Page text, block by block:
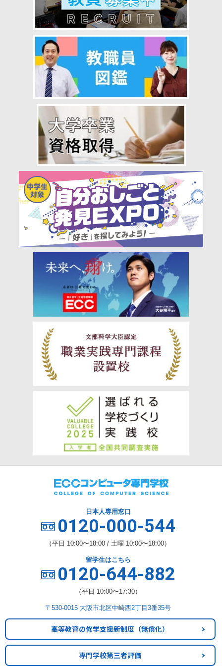
日本人専用窓口
0120-000-544
（平日 10:00〜18:00 / 土曜 10:00〜18:00）
留学生はこちら
0120-644-882
（平日 10:00〜17:30）
〒530-0015 大阪市北区中崎西2丁目3番35号
高等教育の修学支援新制度 （無償化）
専門学校第三者評価